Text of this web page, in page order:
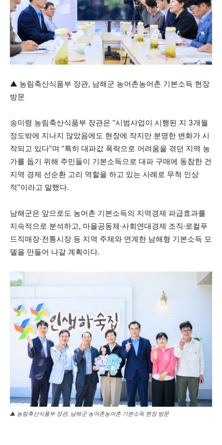
▲ 농림축산식품부 장관, 남해군 농어촌농어촌 기본소득 현장
방문
송미령 농림축산식품부 장관은 “시범사업이 시행된 지 3개월
정도밖에 지나지 않았음에도 현장에 작지만 분명한 변화가 시
작되고 있다”며 “특히 대파값 폭락으로 어려움을 겪던 지역 농
가를 돕기 위해 주민들이 기본소득으로 대파 구매에 동참한 건
지역 경제 선순환 고리 역할을 하고 있는 사례로 무척 인상
적”이라고 말했다.
남해군은 앞으로도 농어촌 기본소득의 지역경제 파급효과를
지속적으로 분석하고, 마을공동체·사회연대경제 조직·로컬푸
드직매장·전통시장 등 지역 주체와 연계한 남해형 기본소득 모
델을 만들어 나갈 계획이다.
▲ 농림축산식품부 장관, 남해군 농어촌농어촌 기본소득 현장 방문